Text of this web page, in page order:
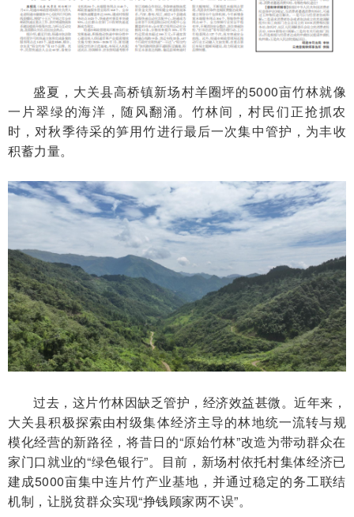
盛夏，大关县高桥镇新场村羊圈坪的5000亩竹林就像
一片翠绿的海洋，随风翻涌。竹林间，村民们正抢抓农
时，对秋季待采的笋用竹进行最后一次集中管护，为丰收
积蓄力量。
过去，这片竹林因缺乏管护，经济效益甚微。近年来，
大关县积极探索由村级集体经济主导的林地统一流转与规
模化经营的新路径，将昔日的“原始竹林”改造为带动群众在
家门口就业的“绿色银行”。目前，新场村依托村集体经济已
建成5000亩集中连片竹产业基地，并通过稳定的务工联结
机制，让脱贫群众实现“挣钱顾家两不误”。